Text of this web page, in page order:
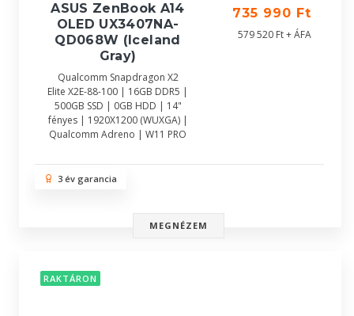
ASUS ZenBook A14
OLED UX3407NA-
QD068W (Iceland
Gray)
Qualcomm Snapdragon X2
Elite X2E-88-100 | 16GB DDR5 |
500GB SSD | 0GB HDD | 14"
fényes | 1920X1200 (WUXGA) |
Qualcomm Adreno | W11 PRO
735 990 Ft
579 520 Ft + ÁFA
3 év garancia
MEGNÉZEM
RAKTÁRON